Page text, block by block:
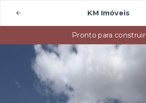
KM Imóveis
Pronto para construir